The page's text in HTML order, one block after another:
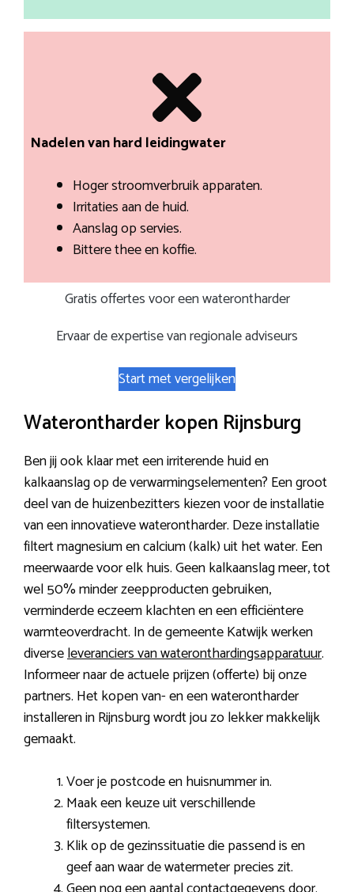
Nadelen van hard leidingwater
Hoger stroomverbruik apparaten.
Irritaties aan de huid.
Aanslag op servies.
Bittere thee en koffie.
Gratis offertes voor een waterontharder
Ervaar de expertise van regionale adviseurs
Start met vergelijken
Waterontharder kopen Rijnsburg
Ben jij ook klaar met een irriterende huid en
kalkaanslag op de verwarmingselementen? Een groot
deel van de huizenbezitters kiezen voor de installatie
van een innovatieve waterontharder. Deze installatie
filtert magnesium en calcium (kalk) uit het water. Een
meerwaarde voor elk huis. Geen kalkaanslag meer, tot
wel 50% minder zeepproducten gebruiken,
verminderde eczeem klachten en een efficiëntere
warmteoverdracht. In de gemeente Katwijk werken
diverseleveranciers van wateronthardingsapparatuur.
Informeer naar de actuele prijzen (offerte) bij onze
partners. Het kopen van- en een waterontharder
installeren in Rijnsburg wordt jou zo lekker makkelijk
gemaakt.
Voer je postcode en huisnummer in.
Maak een keuze uit verschillende
filtersystemen.
Klik op de gezinssituatie die passend is en
geef aan waar de watermeter precies zit.